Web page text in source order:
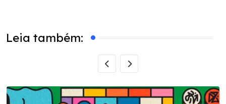
Leia também: